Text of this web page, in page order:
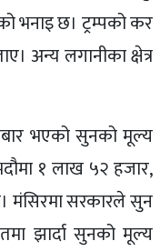
भनाइ छ। ट्रम्पको कर
अन्य लगानीका क्षेत्र
भएको सुनको मूल्य
१ लाख ५२ हजार,
मंसिरमा सरकारले सुन
झार्दा सुनको मूल्य